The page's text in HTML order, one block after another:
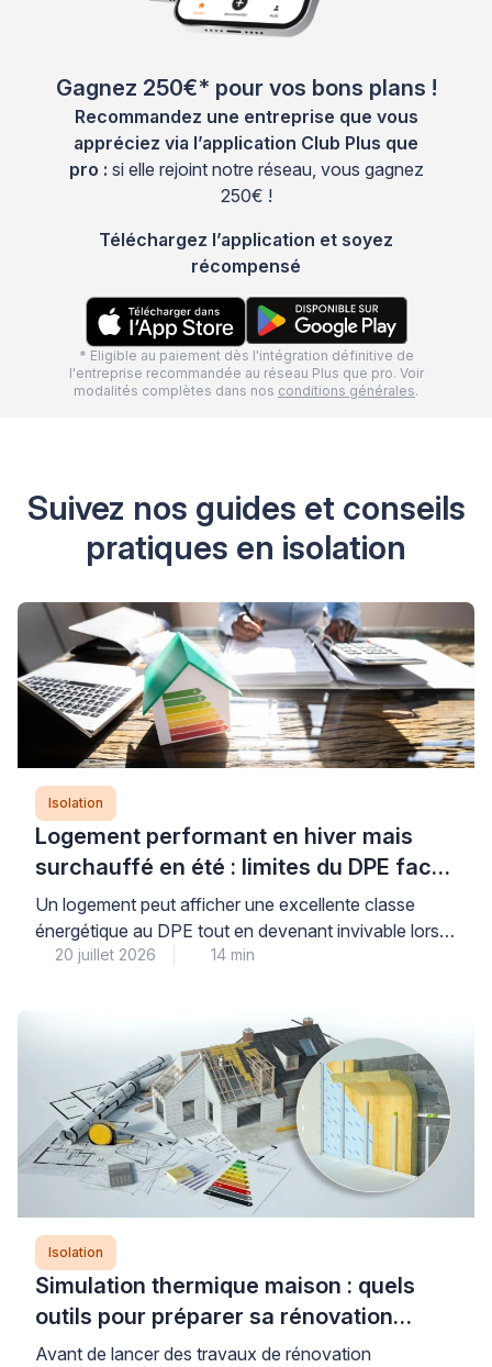
Gagnez 250€* pour vos bons plans !
Recommandez une entreprise que vous
appréciez via l’application Club Plus que
pro : si elle rejoint notre réseau, vous gagnez
250€ !
Téléchargez l’application et soyez
récompensé
* Eligible au paiement dès l'intégration définitive de
l'entreprise recommandée au réseau Plus que pro. Voir
modalités complètes dans nos conditions générales.
Suivez nos guides et conseils
pratiques en isolation
Isolation
Logement performant en hiver mais
surchauffé en été : limites du DPE face
aux canicules
Un logement peut afficher une excellente classe
énergétique au DPE tout en devenant invivable lors
des périodes de fortes chaleurs : cette situation, de
la performance hivernale. Le Diagnostic de
Performance Énergétique intègre désormais un
indicateur de confort d’été, mais celui-ci […]
20 juillet 2026 14 min
Isolation
Simulation thermique maison : quels
outils pour préparer sa rénovation
énergétique ?
Avant de lancer des travaux de rénovation